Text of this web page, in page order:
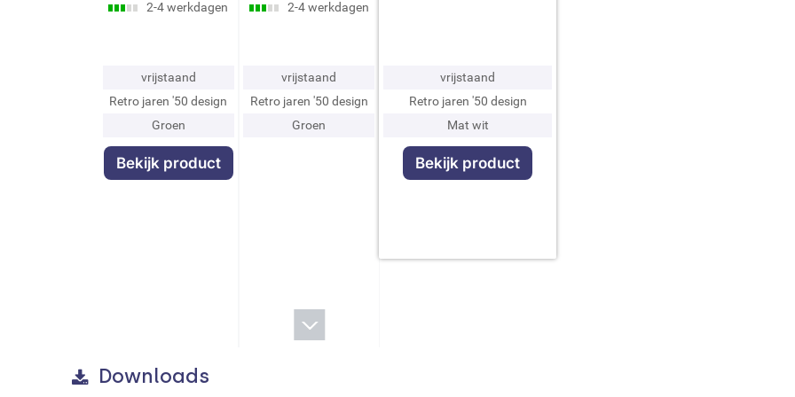
- Uitneembaar waterreservoir: Ja
- Kopjesverwarmer: Passive
- Filterhouder diameter: 58 mm
- Pomp druk: 15 bar
- Heetwater-/stoomuitgang: Ja
- Antislipvoet: Ja
- Product dimensiens: HxLxP 360x220x433 mm
- Bruto gewicht (kg): 16.200 kg
- Diepte: 433 mm
2-4 werkdagen
vrijstaand
Retro jaren '50 design
Groen
Bekijk product
2-4 werkdagen
vrijstaand
Retro jaren '50 design
Groen
vrijstaand
Retro jaren '50 design
Mat wit
Bekijk product
Downloads